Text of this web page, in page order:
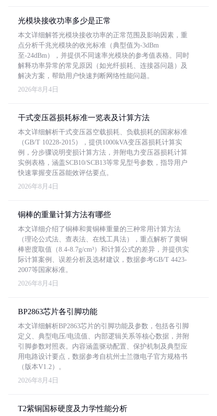
光模块接收功率多少是正常
本文详细解答光模块接收功率的正常范围及影响因素，重
点分析千兆光模块的收光标准（典型值为-3dBm
至-24dBm），并提供不同速率光模块的参考值表格。同时
解释功率异常的常见原因（如光纤损耗、连接器问题）及
解决方案，帮助用户快速判断网络性能问题。
2026年8月4日
干式变压器损耗标准一览表及计算方法
本文详细解析干式变压器空载损耗、负载损耗的国家标准
（GB/T 10228-2015），提供1000kVA变压器损耗计算实
例，分步骤说明变损计算方法，并附电力变压器损耗计算
实例表格，涵盖SCB10/SCB13等常见型号参数，指导用户
快速掌握变压器能效评估要点。
2026年8月4日
铜棒的重量计算方法有哪些
本文详细介绍了铜棒和黄铜棒重量的三种常用计算方法
（理论公式法、查表法、在线工具法），重点解析了黄铜
棒密度取值（8.4-8.7g/cm³）和计算公式的差异，并提供实
际计算案例、误差分析及选材建议，数据参考GB/T 4423-
2007等国家标准。
2026年8月4日
BP2863芯片各引脚功能
本文详细解析BP2863芯片的引脚功能及参数，包括各引脚
定义、典型电压/电流值、内部逻辑关系等核心数据，并附
引脚参数对照表。内容涵盖驱动配置、保护机制及典型应
用电路设计要点，数据参考自杭州士兰微电子官方规格书
（版本V1.2）。
2026年8月4日
T2紫铜国标硬度及力学性能分析